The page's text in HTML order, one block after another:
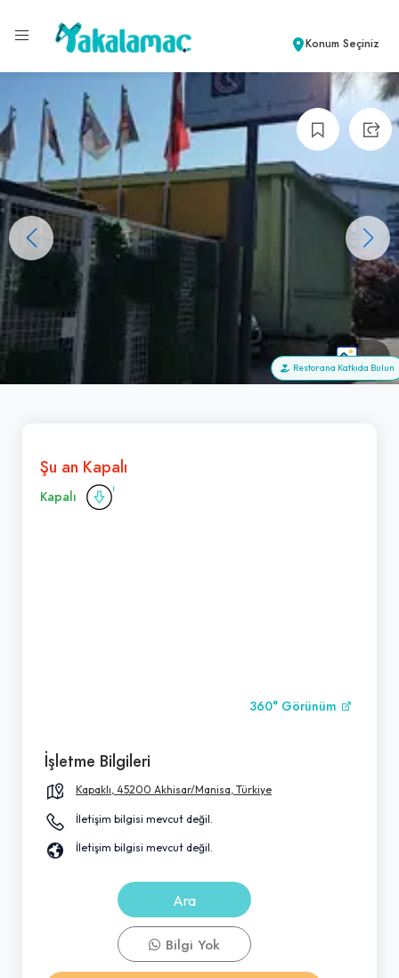
Konum Seçiniz
+5
Restorana Katkıda Bulun
Şu an Kapalı
Kapalı
360° Görünüm
İşletme Bilgileri
Kapaklı, 45200 Akhisar/Manisa, Türkiye
İletişim bilgisi mevcut değil.
İletişim bilgisi mevcut değil.
Ara
Bilgi Yok